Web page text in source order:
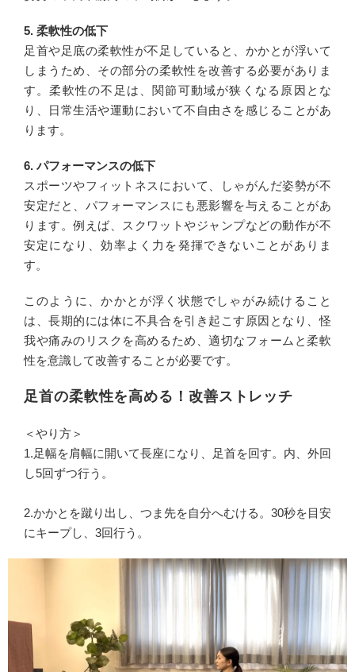
5. 柔軟性の低下
足首や足底の柔軟性が不足していると、かかとが浮いて
しまうため、その部分の柔軟性を改善する必要がありま
す。柔軟性の不足は、関節可動域が狭くなる原因とな
り、日常生活や運動において不自由さを感じることがあ
ります。
6. パフォーマンスの低下
スポーツやフィットネスにおいて、しゃがんだ姿勢が不
安定だと、パフォーマンスにも悪影響を与えることがあ
ります。例えば、スクワットやジャンプなどの動作が不
安定になり、効率よく力を発揮できないことがありま
す。
このように、かかとが浮く状態でしゃがみ続けること
は、長期的には体に不具合を引き起こす原因となり、怪
我や痛みのリスクを高めるため、適切なフォームと柔軟
性を意識して改善することが必要です。
足首の柔軟性を高める！改善ストレッチ
＜やり方＞
1.足幅を肩幅に開いて長座になり、足首を回す。内、外回
し5回ずつ行う。
2.かかとを蹴り出し、つま先を自分へむける。30秒を目安
にキープし、3回行う。